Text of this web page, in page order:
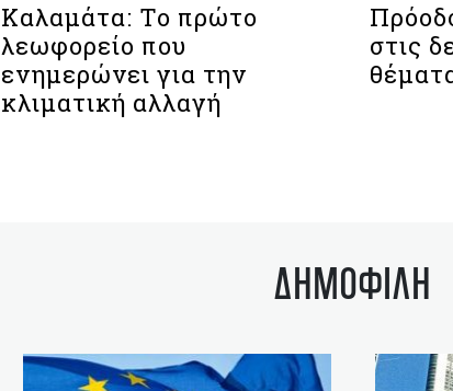
Καλαμάτα: Το πρώτο
λεωφορείο που
ενημερώνει για την
κλιματική αλλαγή
στις
ΔΗΜΟΦΙΛΗ